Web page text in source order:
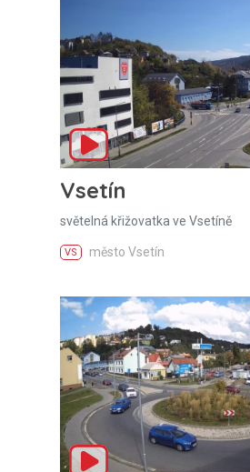
Vsetín
světelná křižovatka ve Vsetíně
VS město Vsetín